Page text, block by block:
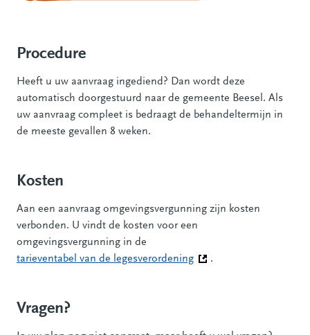
Procedure
Heeft u uw aanvraag ingediend? Dan wordt deze
automatisch doorgestuurd naar de gemeente Beesel. Als
uw aanvraag compleet is bedraagt de behandeltermijn in
de meeste gevallen 8 weken.
Kosten
Aan een aanvraag omgevingsvergunning zijn kosten
verbonden. U vindt de kosten voor een
omgevingsvergunning in de
tarieventabel van de legesverordening (Deze link gaat naar
.
Vragen?